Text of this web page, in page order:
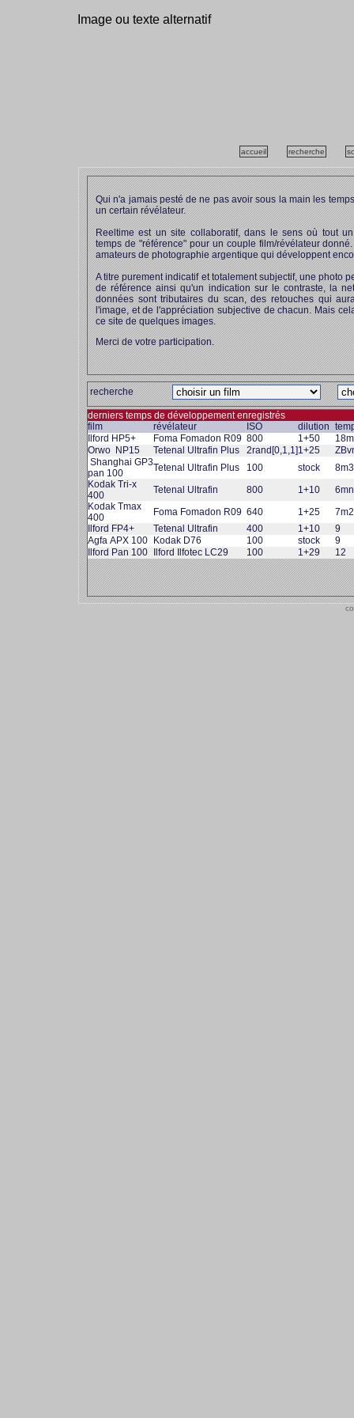
Image ou texte alternatif
accueil recherche
Qui n'a jamais pesté de ne pas avoir sous la main les
un certain révélateur.
Reeltime est un site collaboratif, dans le sens où tout
temps de "référence" pour un couple film/révélateur
amateurs de photographie argentique qui développent
A titre purement indicatif et totalement subjectif, une photo
de référence ainsi qu'un indication sur le contraste, la
données sont tributaires du scan, des retouches qui
l'image, et de l'appréciation subjective de chacun. Mais
ce site de quelques images.
Merci de votre participation.
recherche
derniers temps de développement enregistrés
film
révélateur ISO dilution
Ilford HP5+
Foma Fomadon R09 800 1+50
Orwo NP15
Tetenal Ultrafin Plus 2rand[0,1,1]1+25
Shanghai GP3
pan 100
Tetenal Ultrafin Plus 100 stock
Kodak Tri-x
400
Tetenal Ultrafin 800 1+10
Kodak Tmax
400
Foma Fomadon R09 640 1+25
Ilford FP4+
Tetenal Ultrafin 400 1+10
9
Agfa APX 100
Kodak D76 100 stock
9
Ilford Pan 100
Ilford Ilfotec LC29 100 1+29 12